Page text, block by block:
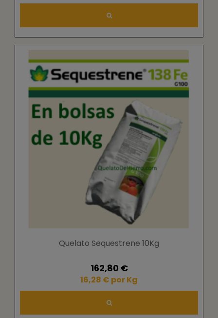
Quelato Sequestrene 10Kg
162,80 €
16,28 € por Kg